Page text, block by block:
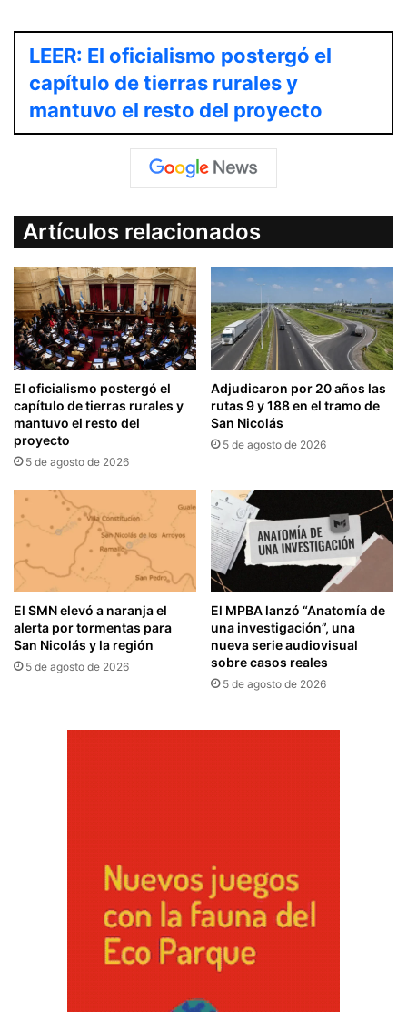
LEER: El oficialismo postergó el
capítulo de tierras rurales y
mantuvo el resto del proyecto
Artículos relacionados
El oficialismo postergó el
capítulo de tierras rurales y
mantuvo el resto del
proyecto
5 de agosto de 2026
Adjudicaron por 20 años las
rutas 9 y 188 en el tramo de
San Nicolás
5 de agosto de 2026
El SMN elevó a naranja el
alerta por tormentas para
San Nicolás y la región
5 de agosto de 2026
El MPBA lanzó “Anatomía de
una investigación”, una
nueva serie audiovisual
sobre casos reales
5 de agosto de 2026